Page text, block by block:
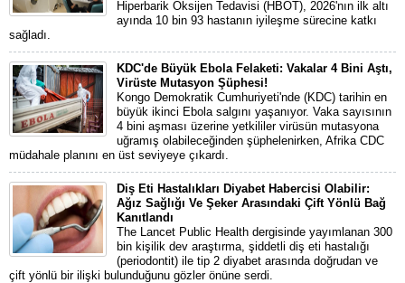
Hiperbarik Oksijen Tedavisi (HBOT), 2026'nın ilk altı
ayında 10 bin 93 hastanın iyileşme sürecine katkı
sağladı.
KDC'de Büyük Ebola Felaketi: Vakalar 4 Bini Aştı,
Virüste Mutasyon Şüphesi!
Kongo Demokratik Cumhuriyeti'nde (KDC) tarihin en
büyük ikinci Ebola salgını yaşanıyor. Vaka sayısının
4 bini aşması üzerine yetkililer virüsün mutasyona
uğramış olabileceğinden şüphelenirken, Afrika CDC
müdahale planını en üst seviyeye çıkardı.
Diş Eti Hastalıkları Diyabet Habercisi Olabilir:
Ağız Sağlığı Ve Şeker Arasındaki Çift Yönlü Bağ
Kanıtlandı
The Lancet Public Health dergisinde yayımlanan 300
bin kişilik dev araştırma, şiddetli diş eti hastalığı
(periodontit) ile tip 2 diyabet arasında doğrudan ve
çift yönlü bir ilişki bulunduğunu gözler önüne serdi.